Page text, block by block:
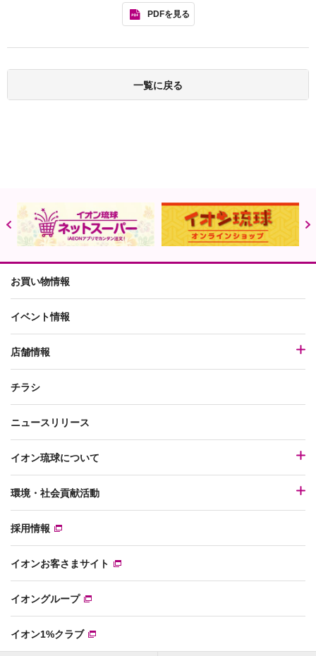
PDFを見る
一覧に戻る
お買い物情報
イベント情報
店舗情報
チラシ
ニュースリリース
イオン琉球について
環境・社会貢献活動
採用情報
イオンお客さまサイト
イオングループ
イオン1%クラブ